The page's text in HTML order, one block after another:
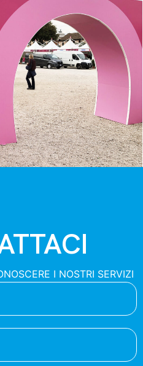
I NOSTRI SERVIZI